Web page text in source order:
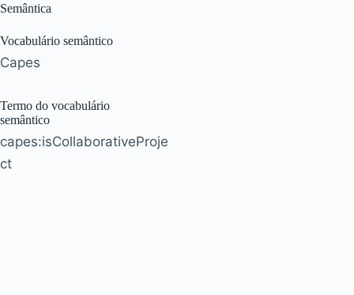
Semântica
Vocabulário semântico
Capes
Termo do vocabulário
semântico
capes:isCollaborativeProje
ct